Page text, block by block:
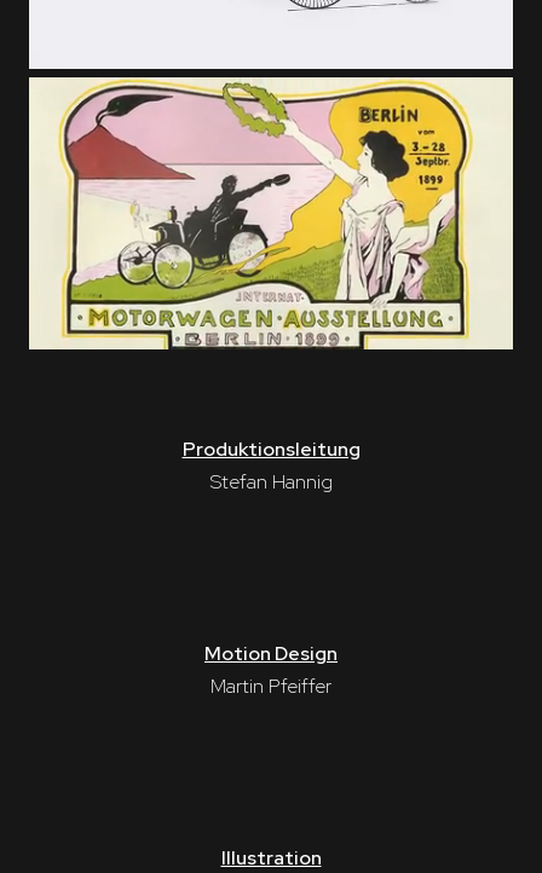
Produktionsleitung
Stefan Hannig
Motion Design
Martin Pfeiffer
Illustration